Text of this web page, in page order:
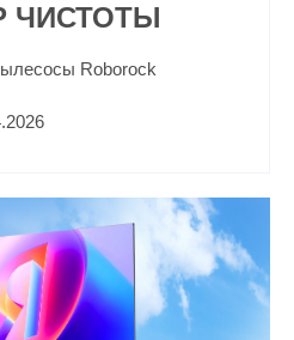
ЧИСТОТЫ
Roborock